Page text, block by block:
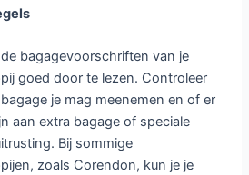
bagagevoorschriften van je
goed door te lezen. Controleer
je mag meenemen en of er
aan extra bagage of speciale
Bij sommige
zoals Corendon, kun je je